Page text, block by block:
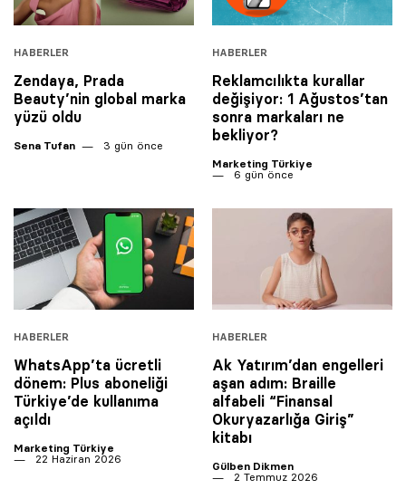
HABERLER
Zendaya, Prada
Beauty’nin global marka
yüzü oldu
Sena Tufan 3 gün önce
HABERLER
Reklamcılıkta kurallar
değişiyor: 1 Ağustos’tan
sonra markaları ne
bekliyor?
Marketing Türkiye
6 gün önce
HABERLER
WhatsApp’ta ücretli
dönem: Plus aboneliği
Türkiye’de kullanıma
açıldı
Marketing Türkiye
22 Haziran 2026
HABERLER
Ak Yatırım’dan engelleri
aşan adım: Braille
alfabeli “Finansal
Okuryazarlığa Giriş”
kitabı
Gülben Dikmen
2 Temmuz 2026